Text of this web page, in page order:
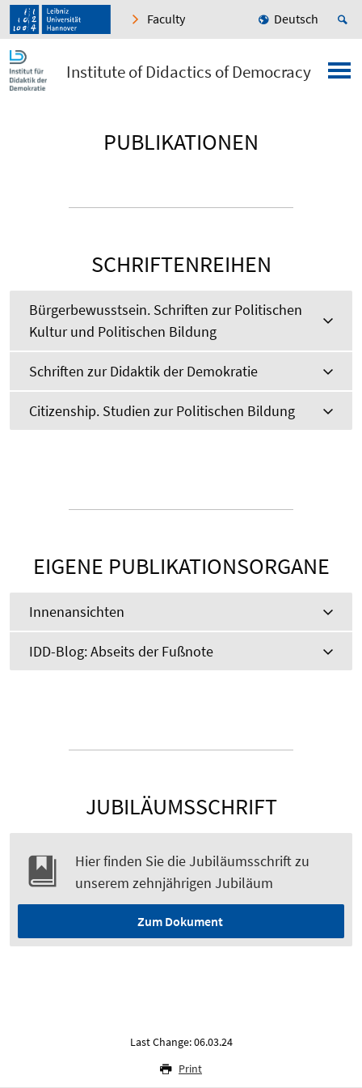
Faculty Deutsch
Institute of Didactics of Democracy
PUBLIKATIONEN
SCHRIFTENREIHEN
Bürgerbewusstsein. Schriften zur Politischen
Kultur und Politischen Bildung
Schriften zur Didaktik der Demokratie
Citizenship. Studien zur Politischen Bildung
EIGENE PUBLIKATIONSORGANE
Innenansichten
IDD-Blog: Abseits der Fußnote
JUBILÄUMSSCHRIFT
Hier finden Sie die Jubiläumsschrift zu
unserem zehnjährigen Jubiläum
Zum Dokument
Last Change: 06.03.24
Print